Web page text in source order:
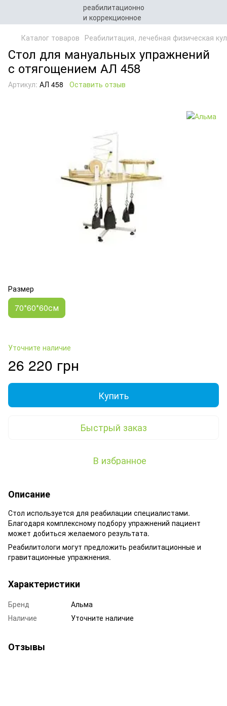
Каталог товаров Реабилитация, лечебная физическая
Стол для мануальных упражнений
с отягощением АЛ 458
Артикул: АЛ 458 Оставить отзыв
Размер
70*60*60см
Уточните наличие
26 220 грн
Купить
Быстрый заказ
В избранное
Описание
Стол используется для реабилации специалистами.
Благодаря комплексному подбору упражнений пациент
может добиться желаемого результата.
Реабилитологи могут предложить реабилитационные и
гравитационные упражнения.
Характеристики
Бренд
Альма
Наличие
Уточните наличие
Отзывы